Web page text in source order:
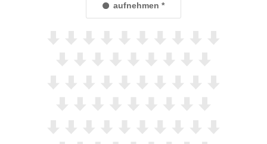
aufnehmen